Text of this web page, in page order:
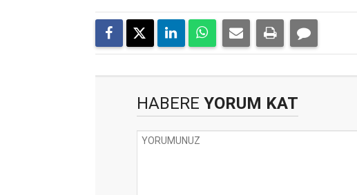
HABERE YORUM KAT